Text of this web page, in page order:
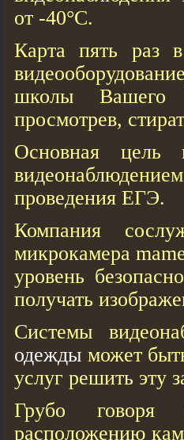
от -40°С.
Карта пять раз
школы Вашего
просмотрев,
Основная цель
проведения ЕГЭ.
Компания
микрокамера
уровень
получать
Системы
одежды может
услуг решить эту
Грубо говоря
расположению